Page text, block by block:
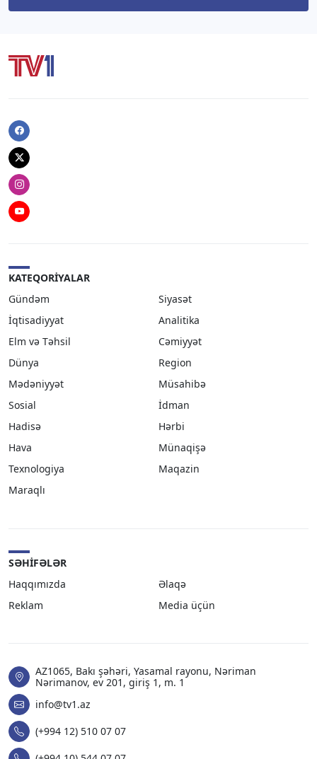
Facebook
Twitter
Instagram
Youtube
KATEQORIYALAR
Gündəm
Siyasət
İqtisadiyyat
Analitika
Elm və Təhsil
Cəmiyyət
Dünya
Region
Mədəniyyət
Müsahibə
Sosial
İdman
Hadisə
Hərbi
Hava
Münaqişə
Texnologiya
Maqazin
Maraqlı
SƏHIFƏLƏR
Haqqımızda
Əlaqə
Reklam
Media üçün
AZ1065, Bakı şəhəri, Yasamal rayonu, Nəriman
Nərimanov, ev 201, giriş 1, m. 1
info@tv1.az
(+994 12) 510 07 07